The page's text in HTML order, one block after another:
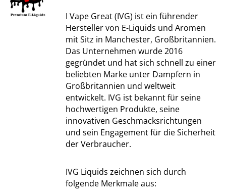
I Vape Great (IVG) ist ein führender
Hersteller von E-Liquids und Aromen
mit Sitz in Manchester, Großbritannien.
Das Unternehmen wurde 2016
gegründet und hat sich schnell zu einer
beliebten Marke unter Dampfern in
Großbritannien und weltweit
entwickelt. IVG ist bekannt für seine
hochwertigen Produkte, seine
innovativen Geschmacksrichtungen
und sein Engagement für die Sicherheit
der Verbraucher.
IVG Liquids zeichnen sich durch
folgende Merkmale aus: